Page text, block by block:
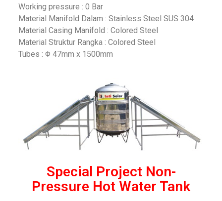
Working pressure : 0 Bar
Material Manifold Dalam : Stainless Steel SUS 304
Material Casing Manifold : Colored Steel
Material Struktur Rangka : Colored Steel
Tubes : Φ 47mm x 1500mm
Special Project Non-
Pressure Hot Water Tank